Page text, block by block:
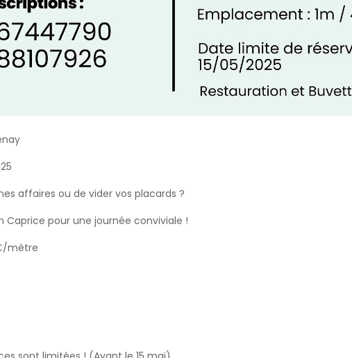
affaires ou de vider vos placards ?
Caprice pour une journée conviviale !
mètre